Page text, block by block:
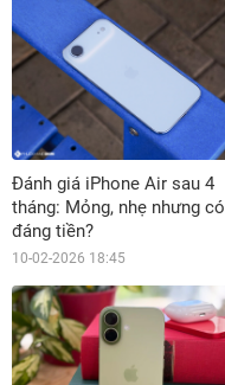
Đánh giá iPhone Air sau 4
tháng: Mỏng, nhẹ nhưng có
đáng tiền?
10-02-2026 18:45